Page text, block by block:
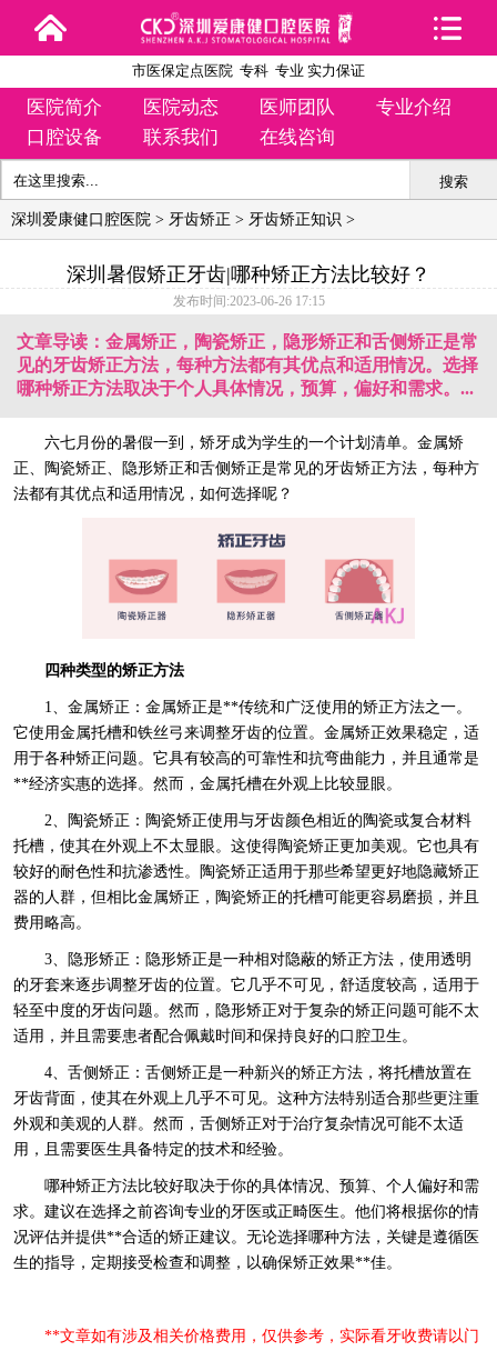
市医保定点医院 专科 专业 实力保证
医院简介 医院动态 医师团队
专业介绍
口腔设备
联系我们 在线咨询
搜索
深圳爱康健口腔医院 > 牙齿矫正 > 牙齿矫正知识 >
深圳暑假矫正牙齿|哪种矫正方法比较好？
发布时间:2023-06-26 17:15
文章导读：金属矫正，陶瓷矫正，隐形矫正和舌侧矫正是常
见的牙齿矫正方法，每种方法都有其优点和适用情况。选择
哪种矫正方法取决于个人具体情况，预算，偏好和需求。...
六七月份的暑假一到，矫牙成为学生的一个计划清单。金属矫
正、陶瓷矫正、隐形矫正和舌侧矫正是常见的牙齿矫正方法，每种方
法都有其优点和适用情况，如何选择呢？
四种类型的矫正方法
1、金属矫正：金属矫正是**传统和广泛使用的矫正方法之一。
它使用金属托槽和铁丝弓来调整牙齿的位置。金属矫正效果稳定，适
用于各种矫正问题。它具有较高的可靠性和抗弯曲能力，并且通常是
**经济实惠的选择。然而，金属托槽在外观上比较显眼。
2、陶瓷矫正：陶瓷矫正使用与牙齿颜色相近的陶瓷或复合材料
托槽，使其在外观上不太显眼。这使得陶瓷矫正更加美观。它也具有
较好的耐色性和抗渗透性。陶瓷矫正适用于那些希望更好地隐藏矫正
器的人群，但相比金属矫正，陶瓷矫正的托槽可能更容易磨损，并且
费用略高。
3、隐形矫正：隐形矫正是一种相对隐蔽的矫正方法，使用透明
的牙套来逐步调整牙齿的位置。它几乎不可见，舒适度较高，适用于
轻至中度的牙齿问题。然而，隐形矫正对于复杂的矫正问题可能不太
适用，并且需要患者配合佩戴时间和保持良好的口腔卫生。
4、舌侧矫正：舌侧矫正是一种新兴的矫正方法，将托槽放置在
牙齿背面，使其在外观上几乎不可见。这种方法特别适合那些更注重
外观和美观的人群。然而，舌侧矫正对于治疗复杂情况可能不太适
用，且需要医生具备特定的技术和经验。
哪种矫正方法比较好取决于你的具体情况、预算、个人偏好和需
求。建议在选择之前咨询专业的牙医或正畸医生。他们将根据你的情
况评估并提供**合适的矫正建议。无论选择哪种方法，关键是遵循医
生的指导，定期接受检查和调整，以确保矫正效果**佳。
**文章如有涉及相关价格费用，仅供参考，实际看牙收费请以门